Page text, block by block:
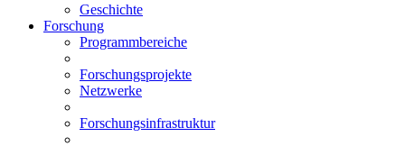
Geschichte
Forschung
Programmbereiche
Forschungsprojekte
Netzwerke
Forschungsinfrastruktur